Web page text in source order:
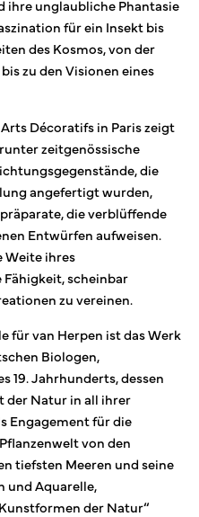
ihre unglaubliche Phantasie
für ein Insekt bis
des Kosmos, von der
zu den Visionen eines
Décoratifs in Paris zeigt
zeitgenössische
die
angefertigt wurden,
die verblüffende
Entwürfen aufweisen.
Weite ihres
scheinbar
zu vereinen.
für van Herpen ist das Werk
Biologen,
19. Jahrhunderts, dessen
der Natur in all ihrer
Engagement für die
von den
tiefsten Meeren und seine
und Aquarelle,
der Natur“